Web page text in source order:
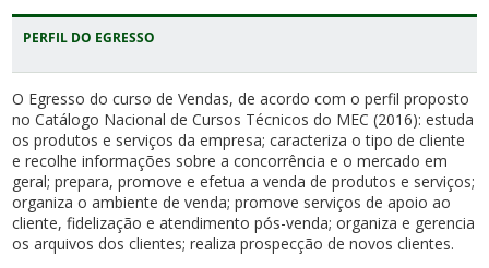
PERFIL DO EGRESSO
O Egresso do curso de Vendas, de acordo com o perfil proposto
no Catálogo Nacional de Cursos Técnicos do MEC (2016): estuda
os produtos e serviços da empresa; caracteriza o tipo de cliente
e recolhe informações sobre a concorrência e o mercado em
geral; prepara, promove e efetua a venda de produtos e serviços;
organiza o ambiente de venda; promove serviços de apoio ao
cliente, fidelização e atendimento pós-venda; organiza e gerencia
os arquivos dos clientes; realiza prospecção de novos clientes.